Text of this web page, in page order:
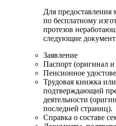
Для
по бесплатному
протезов
следующие
Заявление
Паспорт (оригинал и
Пенсионное
Трудовая книжка
подтверждающий
деятельности
последней страниц).
Справка о составе